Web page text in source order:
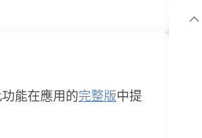
能在應用的完整版中提